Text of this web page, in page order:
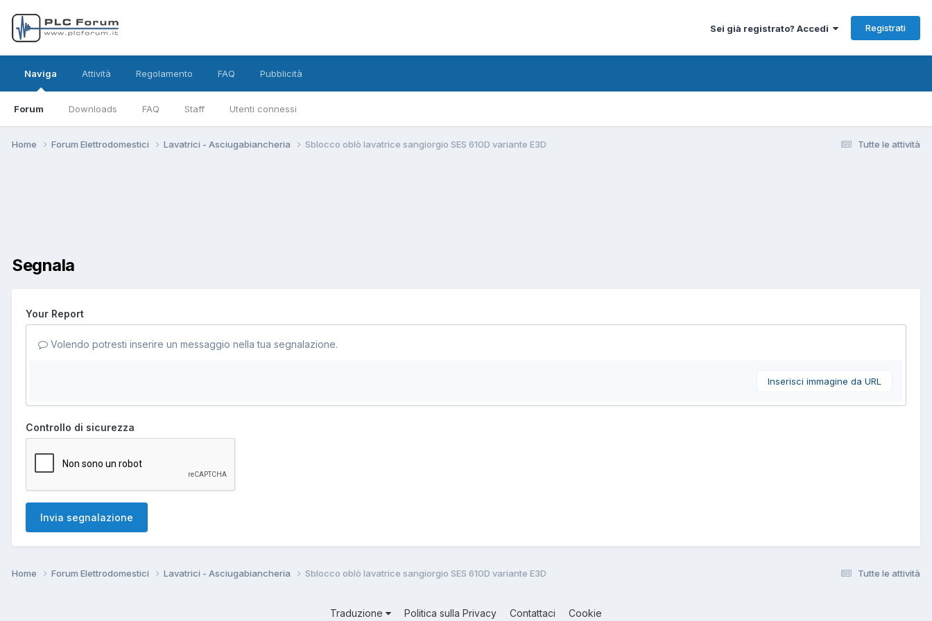
Sei già registrato? Accedi Registrati
Naviga
Forum Downloads FAQ Staff Utenti connessi
Attività Regolamento FAQ Pubblicità
Tutte le attività
Home Forum Elettrodomestici Lavatrici - Asciugabiancheria Sblocco oblò lavatrice sangiorgio SES 610D variante E3D
Segnala
Your Report
Volendo potresti inserire un messaggio nella tua segnalazione.
Inserisci immagine da URL
Controllo di sicurezza
Invia segnalazione
Tutte le attività
Home Forum Elettrodomestici Lavatrici - Asciugabiancheria Sblocco oblò lavatrice sangiorgio SES 610D variante E3D
Traduzione Politica sulla Privacy Contattaci Cookie